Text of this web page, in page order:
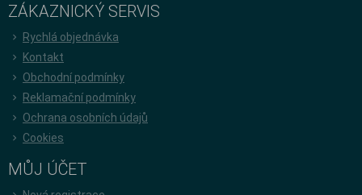
ZÁKAZNICKÝ SERVIS
Rychlá objednávka
Kontakt
Obchodní podmínky
Reklamační podmínky
Ochrana osobních údajů
Cookies
MŮJ ÚČET